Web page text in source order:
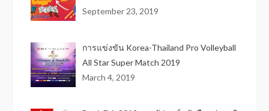
September 23, 2019
การแข่งขัน Korea-Thailand Pro Volleyball
All Star Super Match 2019
March 4, 2019